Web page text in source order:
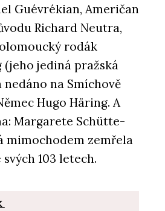
Guévrékian, Američan
Richard Neutra,
rodák
(jeho jediná pražská
nedáno na Smíchově
Hugo Häring. A
Margarete Schütte-
mimochodem zemřela
103 letech.